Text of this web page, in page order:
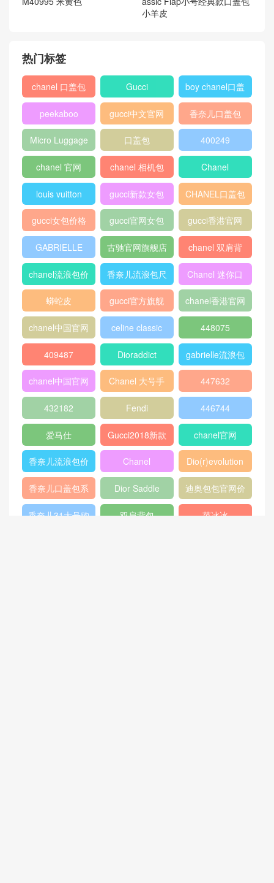
路易威登 Neverfull 中号手袋
M40995 米黄色
香奈儿菱格包链条 Chanel Cl
assic Flap小号经典款口盖包
小羊皮
热门标签
chanel 口盖包 Gucci
boy chanel口盖
包
peekaboo gucci中文官网
香奈儿口盖包
2018
Micro Luggage 口盖包 400249
chanel 官网 chanel 相机包 Chanel
louis vuitton gucci新款女包 CHANEL口盖包
gucci女包价格 gucci官网女包 gucci香港官网
GABRIELLE 古驰官网旗舰店
chanel 双肩背
包
chanel流浪包价
格
香奈儿流浪包尺
寸
Chanel 迷你口
盖包
蟒蛇皮
gucci官方旗舰
店
chanel香港官网
chanel中国官网
celine classic
box
448075
409487 Dioraddict gabrielle流浪包